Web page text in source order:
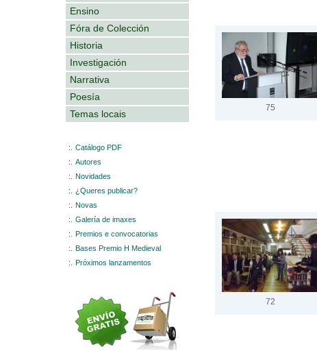
Ensino
Fóra de Colección
Historia
Investigación
Narrativa
Poesía
Temas locais
:.
Catálogo PDF
:.
Autores
:.
Novidades
:.
¿Queres publicar?
:.
Novas
:.
Galería de imaxes
:.
Premios e convocatorias
:.
Bases Premio H Medieval
:.
Próximos lanzamentos
75
72